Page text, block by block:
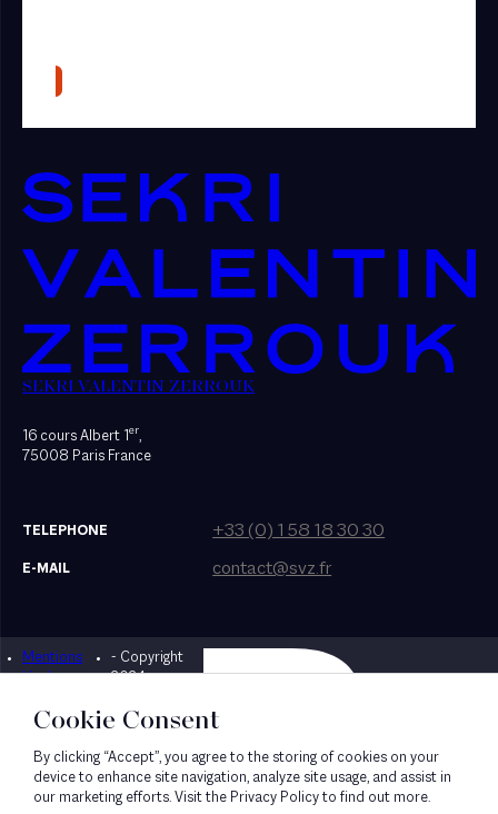
Presse
SEKRI VALENTIN ZERROUK
16 cours Albert 1er,
75008 Paris France
TELEPHONE +33 (0) 1 58 18 30 30
E-MAIL contact@svz.fr
Mentions
légales
- Copyright
2024
Designed by Bonhomme
Cookie Consent
By clicking “Accept”, you agree to the storing of cookies on your
device to enhance site navigation, analyze site usage, and assist in
our marketing efforts. Visit the Privacy Policy to find out more.